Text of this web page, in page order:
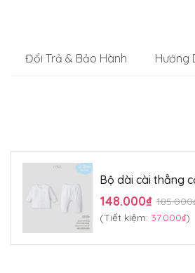
Đổi Trả & Bảo Hành Hướng
Bộ dài cài thẳng
148.000₫
(Tiết kiệm: 37.000₫)